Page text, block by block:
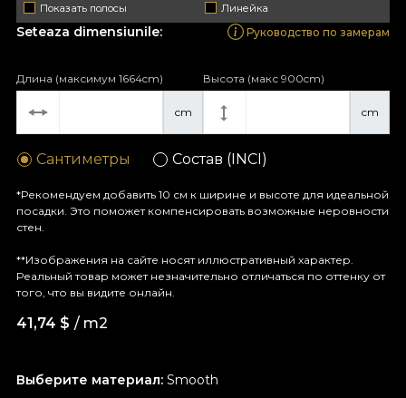
Показать полосы
Линейка
Выберите материал: Smooth
Seteaza dimensiunile: Руководство по замерам
cm
Длина (максимум 1664cm)
cm
Высота (макс 900cm)
Сантиметры Состав (INCI)
*Рекомендуем добавить 10 см к ширине и высоте для идеальной
посадки. Это поможет компенсировать возможные неровности
стен.
**Изображения на сайте носят иллюстративный характер.
Реальный товар может незначительно отличаться по оттенку от
того, что вы видите онлайн.
41,74 $ / m2